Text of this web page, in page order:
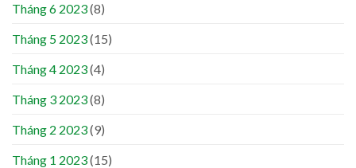
Tháng 6 2023(8)
Tháng 5 2023(15)
Tháng 4 2023(4)
Tháng 3 2023(8)
Tháng 2 2023(9)
Tháng 1 2023(15)